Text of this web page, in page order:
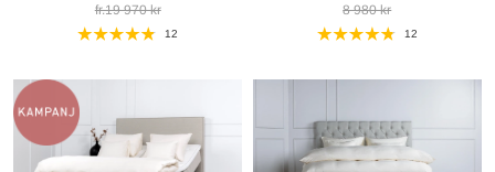
fr.19 970 kr
12
8 980 kr
12